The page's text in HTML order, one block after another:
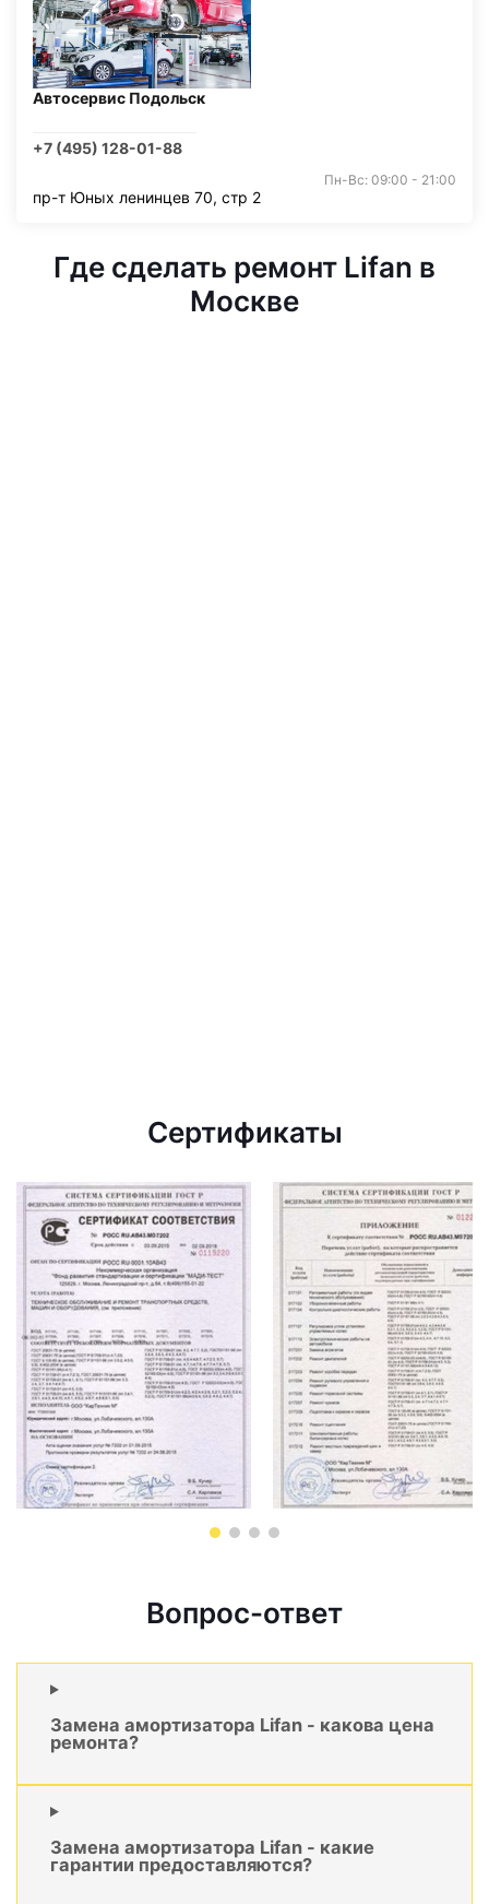
Автосервис Подольск
+7 (495) 128-01-88
Пн-Вс: 09:00 - 21:00
пр-т Юных ленинцев 70, стр 2
Где сделать ремонт Lifan в
Москве
Сертификаты
Вопрос-ответ
Замена амортизатора Lifan - какова цена
ремонта?
Замена амортизатора Lifan - какие
гарантии предоставляются?